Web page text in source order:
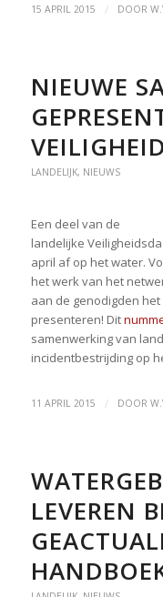
15 APRIL 2015 / DOOR
NIEUWE
LANDELIJK, NIEUWS
Een deel van de
landelijke
april af op het water.
het werk van het
aan de genodigden het
presenteren! Dit
samenwerking van
incidentbestrijding op
11 APRIL 2015 / DOOR
LEVEREN